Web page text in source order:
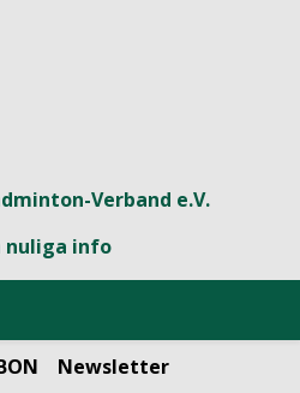
Newsletter